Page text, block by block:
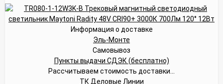
Информация о доставке
Эль-Монте
Самовывоз
Пункты выдачи СДЭК (бесплатно)
Рассчитываем стоимость доставки...
ТК Деловые Линии